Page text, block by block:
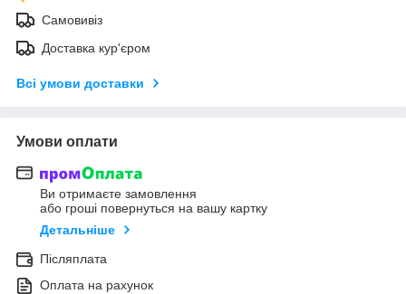
Самовивіз
Доставка кур'єром
Всі умови доставки
Умови оплати
Ви отримаєте замовлення
або гроші повернуться на вашу картку
Детальніше
Післяплата
Оплата на рахунок